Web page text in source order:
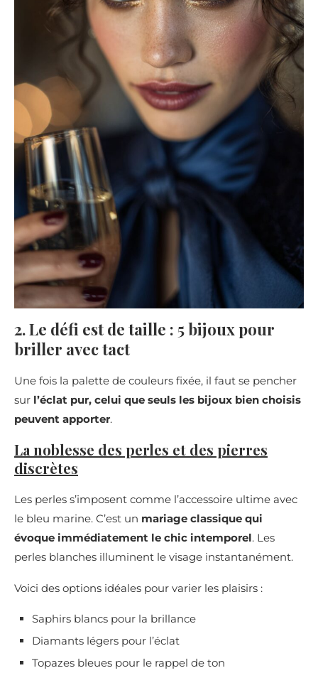
2. Le défi est de taille : 5 bijoux pour
briller avec tact
Une fois la palette de couleurs fixée, il faut se pencher
sur l’éclat pur, celui que seuls les bijoux bien choisis
peuvent apporter.
La noblesse des perles et des pierres
discrètes
Les perles s’imposent comme l’accessoire ultime avec
le bleu marine. C’est un mariage classique qui
évoque immédiatement le chic intemporel. Les
perles blanches illuminent le visage instantanément.
Voici des options idéales pour varier les plaisirs :
Saphirs blancs pour la brillance
Diamants légers pour l’éclat
Topazes bleues pour le rappel de ton